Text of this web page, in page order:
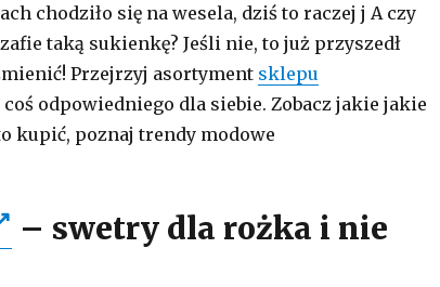
chodziło się na wesela, dziś to raczej j A czy
taką sukienkę? Jeśli nie, to już przyszedł
Przejrzyj asortyment sklepu
odpowiedniego dla siebie. Zobacz jakie jakie
kupić, poznaj trendy modowe
– swetry dla rożka i nie